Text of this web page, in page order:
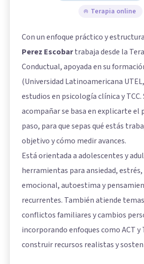
Terapia online
Con un enfoque práctico y
Perez Escobartrabaja desde la
Conductual, apoyada en su
(Universidad Latinoamericana
estudios en psicología clínica y TCC.
acompañar se basa en explicarte el
paso, para que sepas qué estás
objetivo y cómo medir avances.
Está orientada a adolescentes y
herramientas para ansiedad,
emocional, autoestima y
recurrentes. También atiende
conflictos familiares y cambios
incorporando enfoques como ACT y
construir recursos realistas y